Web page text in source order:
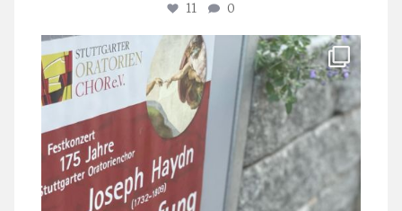
11 0
stuttgarter_oratorienchor
Juli 23